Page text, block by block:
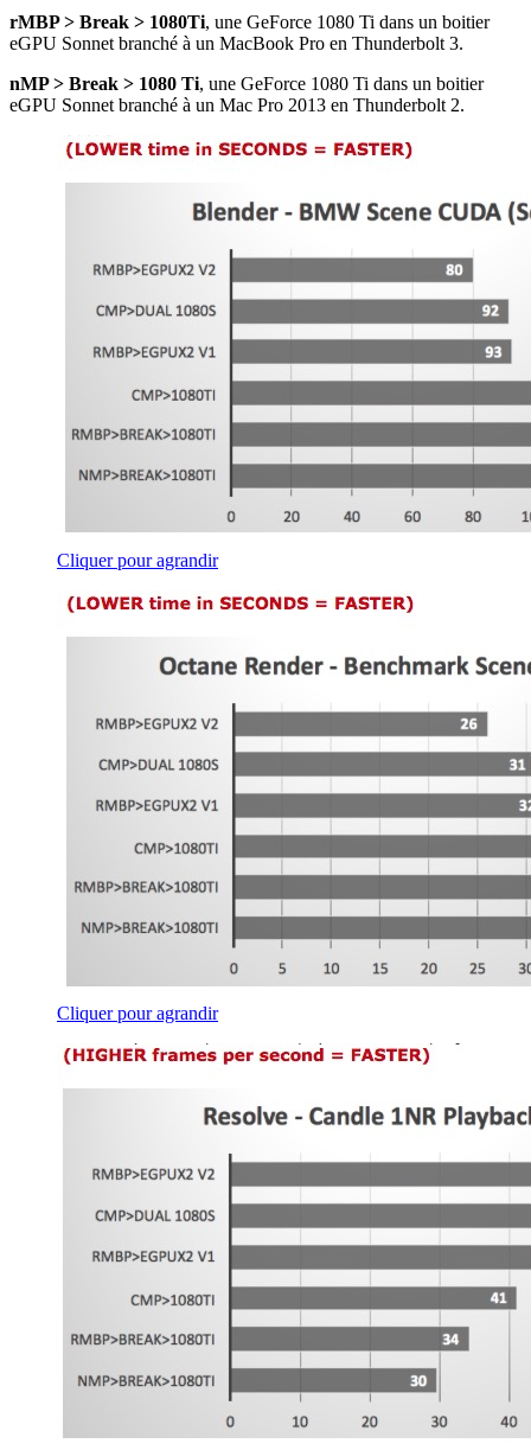
rMBP > Break > 1080Ti, une GeForce 1080 Ti dans un boitier
eGPU Sonnet branché à un MacBook Pro en Thunderbolt 3.
nMP > Break > 1080 Ti, une GeForce 1080 Ti dans un boitier
eGPU Sonnet branché à un Mac Pro 2013 en Thunderbolt 2.
Cliquer pour agrandir
Cliquer pour agrandir